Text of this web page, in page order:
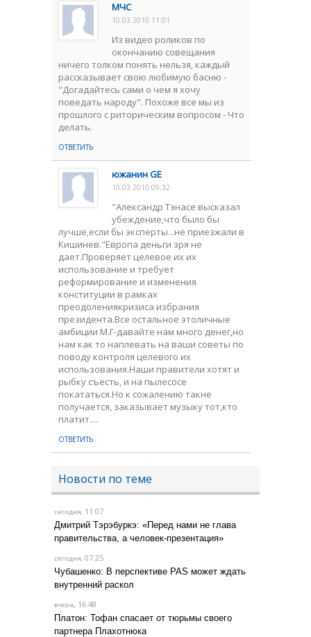
МЧС
10.03.2010 11:01
Из видео роликов по
окончанию совещания
ничего толком понять нельзя, каждый
рассказывает свою любимую басню -
"Догадайтесь сами о чем я хочу
поведать народу". Похоже все мы из
прошлого с риторическим вопросом - Что
делать.
ОТВЕТИТЬ
южанин GE
10.03.2010 09:32
"Александр Тэнасе высказал
убеждение,что было бы
лучше,если бы эксперты...не приезжали в
Кишинев."Европа деньги зря не
дает.Проверяет целевое их их
использование и требует
реформирование и изменения
конституции в рамках
преодолениякризиса избрания
президента.Все остальное этоличные
амбиции М.Г-давайте нам много денег,но
нам как то наплевать на ваши советы по
поводу контроля целевого их
использования.Наши правители хотят и
рыбку съесть, и на пылесосе
покататься.Но к сожалению такне
получается, заказывает музыку тот,кто
платит....
ОТВЕТИТЬ
Новости по теме
сегодня, 11:07
Дмитрий Тэрэбуркэ: «Перед нами не глава
правительства, а человек-презентация»
сегодня, 07:25
Чубашенко: В перспективе PAS может ждать
внутренний раскол
вчера, 16:48
Платон: Тофан спасает от тюрьмы своего
партнера Плахотнюка